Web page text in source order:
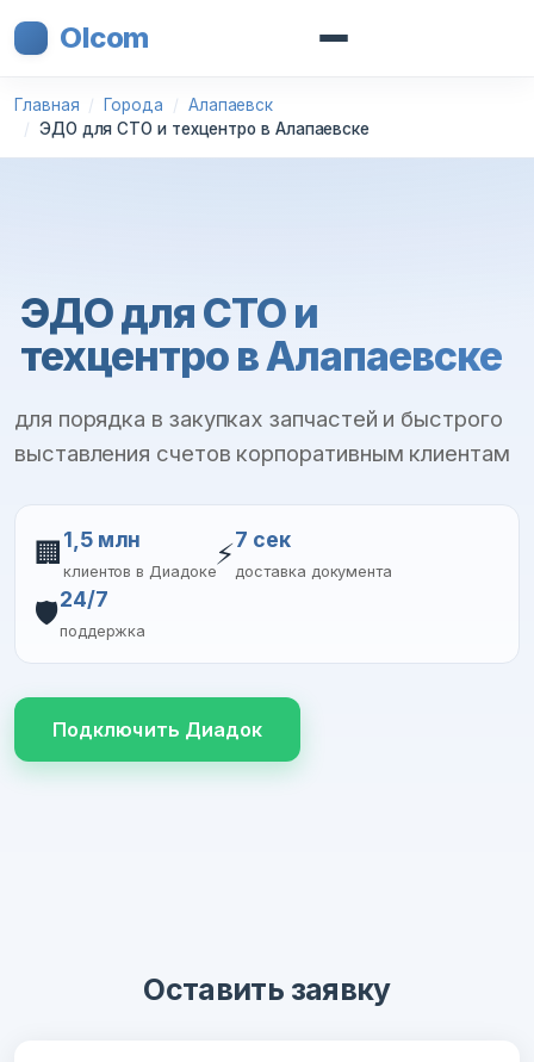
Olcom
Главная Города
Алапаевск
ЭДО для СТО и техцентро в Алапаевске
ЭДО для СТО и
техцентро в Алапаевске
для порядка в закупках запчастей и быстрого
выставления счетов корпоративным клиентам
🏢 1,5 млн
клиентов в Диадоке
⚡7 сек
доставка документа
🛡️24/7
поддержка
Подключить Диадок
Оставить заявку